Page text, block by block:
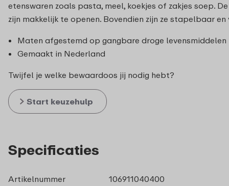
etenswaren zoals pasta, meel, koekjes of zakjes soep.
zijn makkelijk te openen. Bovendien zijn ze stapelbaar
Maten afgestemd op gangbare droge levensmiddelen
Gemaakt in Nederland
Twijfel je welke bewaardoos jij nodig hebt?
Start keuzehulp
Specificaties
Artikelnummer
106911040400